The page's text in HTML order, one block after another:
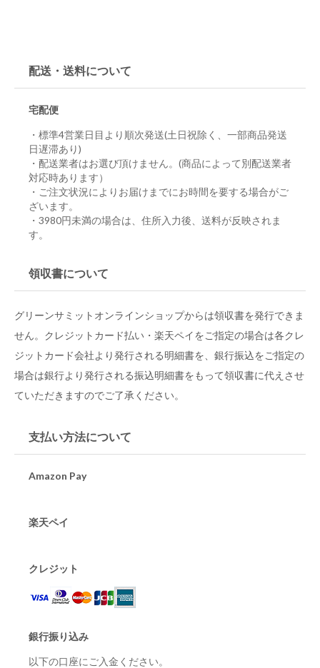
配送・送料について
宅配便
・標準4営業日目より順次発送(土日祝除く、一部商品発送
日遅滞あり)
・配送業者はお選び頂けません。(商品によって別配送業者
対応時あります）
・ご注文状況によりお届けまでにお時間を要する場合がご
ざいます。
・3980円未満の場合は、住所入力後、送料が反映されま
す。
領収書について
グリーンサミットオンラインショップからは領収書を発行できま
せん。クレジットカード払い・楽天ペイをご指定の場合は各クレ
ジットカード会社より発行される明細書を、銀行振込をご指定の
場合は銀行より発行される振込明細書をもって領収書に代えさせ
ていただきますのでご了承ください。
支払い方法について
Amazon Pay
楽天ペイ
クレジット
銀行振り込み
以下の口座にご入金ください。